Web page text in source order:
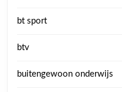
bt sport
btv
buitengewoon onderwijs